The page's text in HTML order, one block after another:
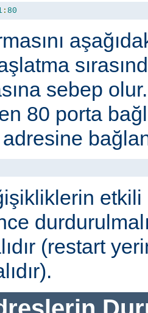
: 80
sebep
80 porta
(restart